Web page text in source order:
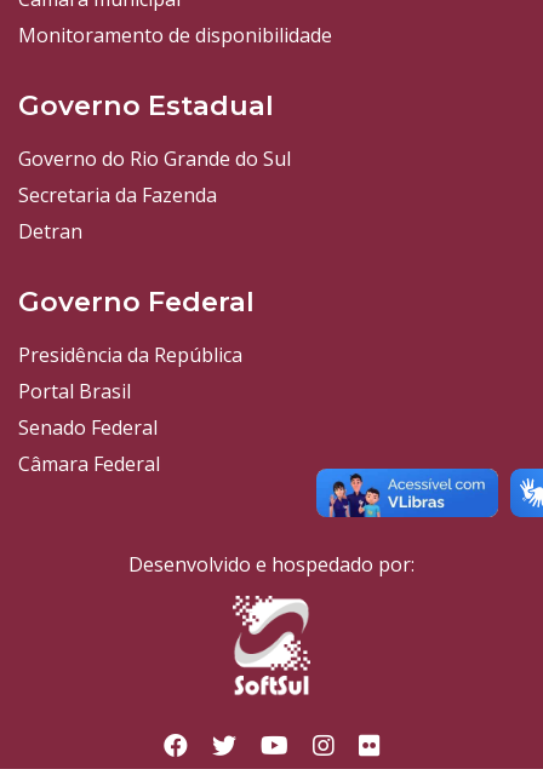
Monitoramento de disponibilidade
Governo Estadual
Governo do Rio Grande do Sul
Secretaria da Fazenda
Detran
Governo Federal
Presidência da República
Portal Brasil
Senado Federal
Câmara Federal
Desenvolvido e hospedado por: